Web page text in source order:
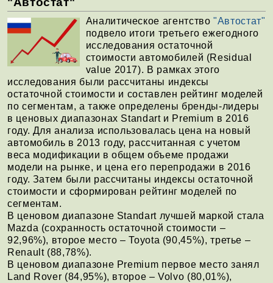
Аналитическое агентство"Автостат"
подвело итоги третьего ежегодного
исследования остаточной
стоимости автомобилей (Residual
value 2017). В рамках этого
исследования были рассчитаны индексы
остаточной стоимости и составлен рейтинг моделей
по сегментам, а также определены бренды-лидеры
в ценовых диапазонах Standart и Premium в 2016
году. Для анализа использовалась цена на новый
автомобиль в 2013 году, рассчитанная с учетом
веса модификации в общем объеме продажи
модели на рынке, и цена его перепродажи в 2016
году. Затем были рассчитаны индексы остаточной
стоимости и сформирован рейтинг моделей по
сегментам.
В ценовом диапазоне Standart лучшей маркой стала
Mazda (сохранность остаточной стоимости –
92,96%), второе место – Toyota (90,45%), третье –
Renault (88,78%).
В ценовом диапазоне Premium первое место занял
Land Rover (84,95%), второе – Volvo (80,01%),